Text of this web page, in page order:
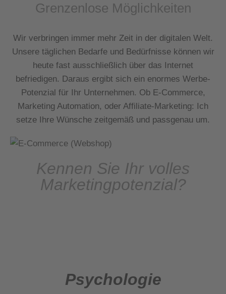
Grenzenlose Möglichkeiten
Wir verbringen immer mehr Zeit in der digitalen Welt.
Unsere täglichen Bedarfe und Bedürfnisse können wir
heute fast ausschließlich über das Internet
befriedigen. Daraus ergibt sich ein enormes Werbe-
Potenzial für Ihr Unternehmen. Ob E-Commerce,
Marketing Automation, oder Affiliate-Marketing: Ich
setze Ihre Wünsche zeitgemäß und passgenau um.
Kennen Sie Ihr volles
Marketingpotenzial?
Psychologie